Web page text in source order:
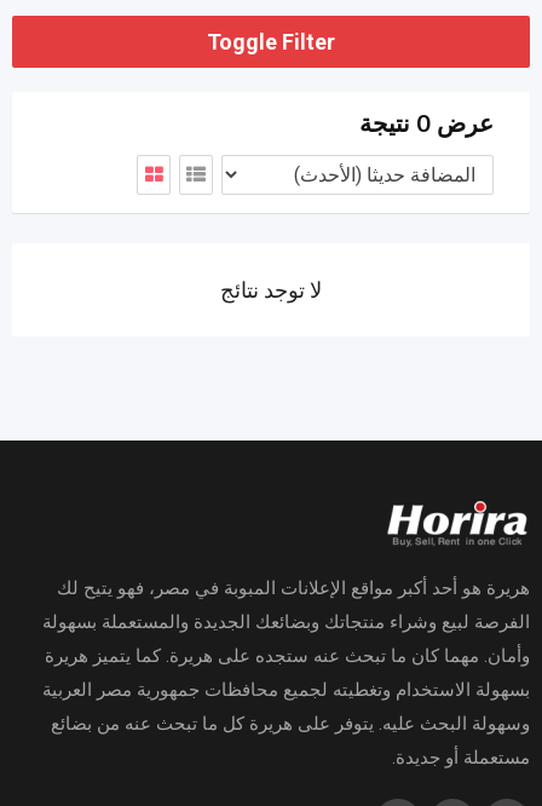
Toggle Filter
عرض 0 نتيجة
لا توجد نتائج
هريرة هو أحد أكبر مواقع الإعلانات المبوبة في مصر، فهو يتيح لك
الفرصة لبيع وشراء منتجاتك وبضائعك الجديدة والمستعملة بسهولة
وأمان. مهما كان ما تبحث عنه ستجده على هريرة. كما يتميز هريرة
بسهولة الاستخدام وتغطيته لجميع محافظات جمهورية مصر العربية
وسهولة البحث عليه. يتوفر على هريرة كل ما تبحث عنه من بضائع
مستعملة أو جديدة.